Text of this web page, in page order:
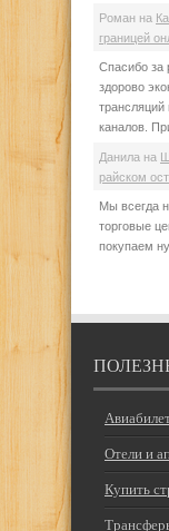
Роман на
границей
Спасибо за
здорово
трансляций
каналов.
Данила на
райском
Мы всегда
торговые
покупаем
Отели и
Купить